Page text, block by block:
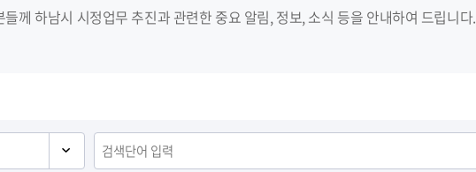
들께 하남시 시정업무 추진과 관련한 중요 알림, 정보, 소식 등을 안내하여 드립니다.